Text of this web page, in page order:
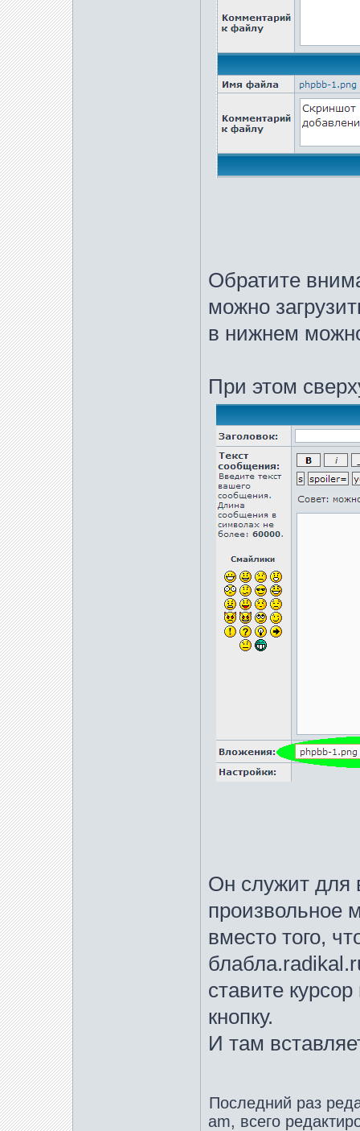
Обратите
можно
в нижнем
При этом
Он служит для
произвольное
вместо того,
ставите
кнопку.
И там
Последний раз
am, всего